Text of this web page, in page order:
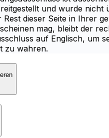
und wurde nicht
Rest dieser Seite in Ihrer
mag, bleibt der
auf Englisch, um
zu wahren.